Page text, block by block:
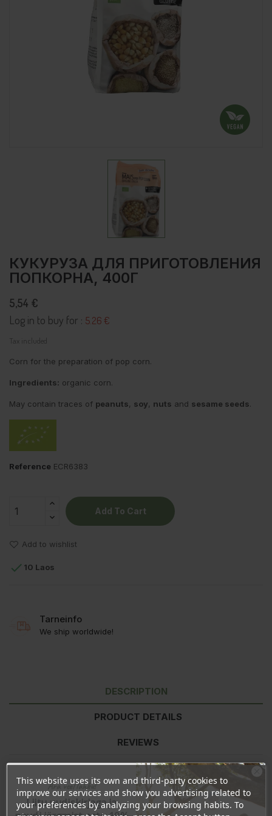
КУКУРУЗА ДЛЯ ПРИГОТОВЛЕНИЯ
ПОПКОРНА, 400Г
5,54 €
Log in to buy for : 5.26 €
Tax included
Corn for the preparation of pop corn.
Ingredients: organic corn.
May contain traces of peanuts, soy, nuts and sesame seeds.
Reference ECR6383
Add To Cart
Add to wishlist
 10 Laos
Tarneinfo
We ship worldwide!
DESCRIPTION
PRODUCT DETAILS
REVIEWS
Nutritional value
per 100g
Energy
1436kJ/340kcal
Fat
4,0g
This website uses its own and third-party cookies to
improve our services and show you advertising related to
your preferences by analyzing your browsing habits. To
Ära veel lahku!
Liitu uudiskirjaga ja